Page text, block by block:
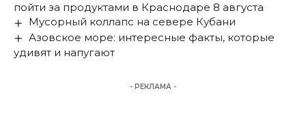
пойти за продуктами в Краснодаре 8 августа
Мусорный коллапс на севере Кубани
Азовское море: интересные факты, которые
удивят и напугают
- РЕКЛАМА -